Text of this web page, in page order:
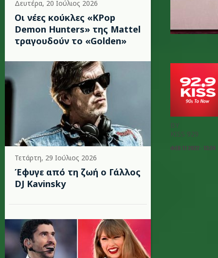
Δευτέρα, 20 Ιούλιος 2026
Οι νέες κούκλες «KPop
Demon Hunters» της Mattel
τραγουδούν το «Golden»
Τετάρτη, 29 Ιούλιος 2026
Έφυγε από τη ζωή ο Γάλλος
DJ Kavinsky
BY
KISS 929
ΦΕΒ 11 2022 - 13:24